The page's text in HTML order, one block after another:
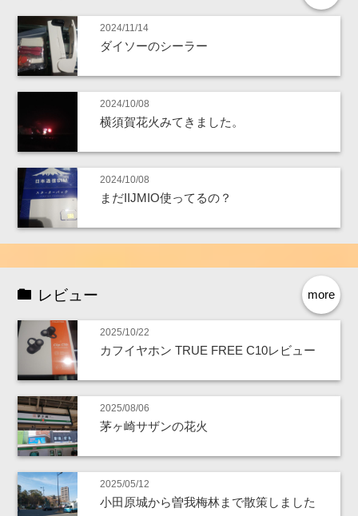
2024/11/14
ダイソーのシーラー
2024/10/08
横須賀花火みてきました。
2024/10/08
まだIIJMIO使ってるの？
more
レビュー
2025/10/22
カフイヤホン TRUE FREE C10レビュー
2025/08/06
茅ヶ崎サザンの花火
2025/05/12
小田原城から曽我梅林まで散策しました